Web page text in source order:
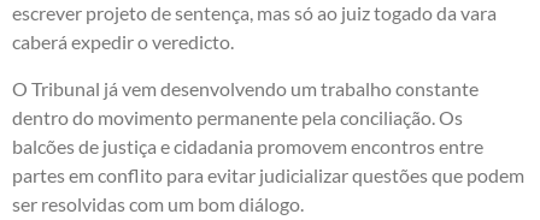
escrever projeto de sentença, mas só ao juiz togado da vara
caberá expedir o veredicto.
O Tribunal já vem desenvolvendo um trabalho constante
dentro do movimento permanente pela conciliação. Os
balcões de justiça e cidadania promovem encontros entre
partes em conflito para evitar judicializar questões que podem
ser resolvidas com um bom diálogo.